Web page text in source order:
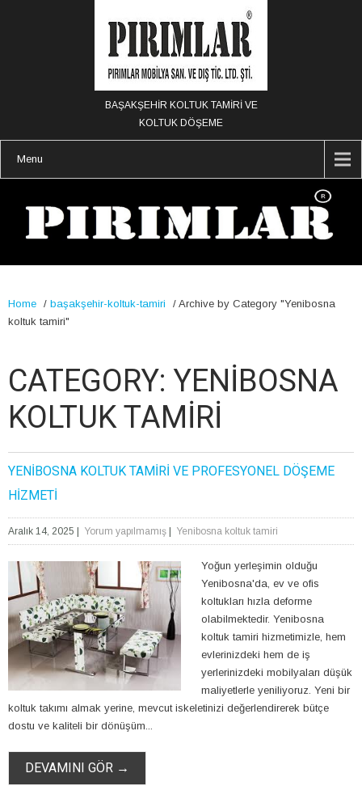
BAŞAKŞEHİR KOLTUK TAMİRİ VE
KOLTUK DÖŞEME
Menu
Home / başakşehir-koltuk-tamiri / Archive by Category "Yenibosna
koltuk tamiri"
CATEGORY: YENIBOSNA
KOLTUK TAMIRI
YENIBOSNA KOLTUK TAMIRI VE PROFESYONEL DÖŞEME
HIZMETI
Aralık 14, 2025 | Yorum yapılmamış | Yenibosna koltuk tamiri
Yoğun yerleşimin olduğu
Yenibosna'da, ev ve ofis
koltukları hızla deforme
olabilmektedir. Yenibosna
koltuk tamiri hizmetimizle, hem
evlerinizdeki hem de iş
yerlerinizdeki mobilyaları düşük
maliyetlerle yeniliyoruz. Yeni bir
koltuk takımı almak yerine, mevcut iskeletinizi değerlendirerek bütçe
dostu ve kaliteli bir dönüşüm...
DEVAMINI GÖR →